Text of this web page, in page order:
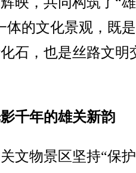
体的文化景观，既
石，也是丝路文明
千年的雄关新韵
物景区坚持“保